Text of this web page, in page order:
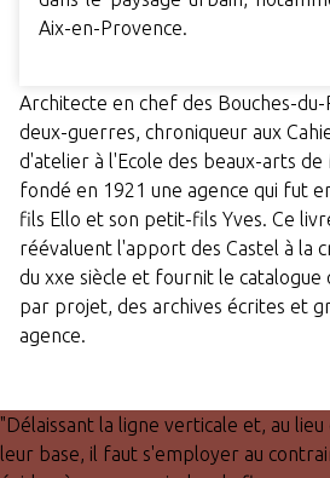
Aix-en-Provence.
Architecte en chef des Bouches-
deux-guerres, chroniqueur aux
d'atelier à l'Ecole des beaux-arts de
fondé en 1921 une agence qui fut
fils Ello et son petit-fils Yves. Ce
réévaluent l'apport des Castel à la
du xxe siècle et fournit le catalogue
par projet, des archives écrites et
agence.
"Délaissant la ligne verticale et, au
leur base, il faut s'employer au